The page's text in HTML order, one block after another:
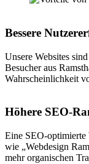
Bessere
Unsere Websites
Besucher aus
Wahrscheinlichkeit
Höhere SEO-
Eine SEO-optimierte
wie „Webdesign
mehr organischen